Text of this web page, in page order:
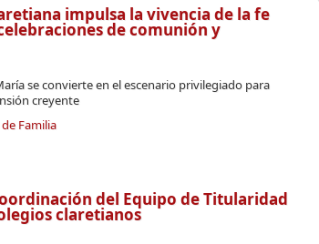
impulsa la vivencia de la fe
de comunión y
se convierte en el escenario privilegiado para
creyente
Familia
del Equipo de Titularidad
claretianos